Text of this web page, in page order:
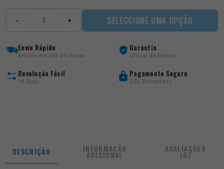
Butt
Grip
− + SELECCIONE UMA OPÇÃO
Envio Rápido
Envios em até 24 horas
Garantia
Oficial da Marca
Devolução Fácil
14 Dias
Pagamento Seguro
SSL Encriptado
DESCRIÇÃO INFORMAÇÃO
ADICIONAL
AVALIAÇÕES
(0)